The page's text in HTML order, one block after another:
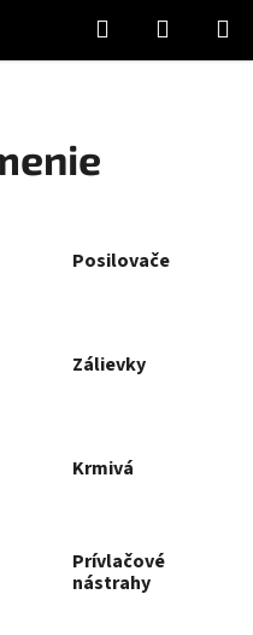
Hľadať
KOŠÍK
Posilovače
Zálievky
Krmivá
Prívlačové
nástrahy